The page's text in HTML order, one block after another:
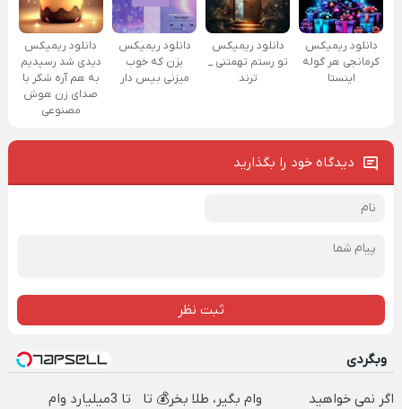
دانلود ریمیکس
کرمانجی هر گوله
اینستا
دانلود ریمیکس
تو رستم تهمتنی _
ترند
دانلود ریمیکس
بزن که خوب
میزنی بیس دار
دانلود ریمیکس
دیدی شد رسیدیم
به هم آره شکر با
صدای زن هوش
مصنوعی
دیدگاه خود را بگذارید
ثبت نظر
وبگردی
اگر نمی خواهید
وام بگیر، طلا بخر💰 تا
تا 3میلیارد وام